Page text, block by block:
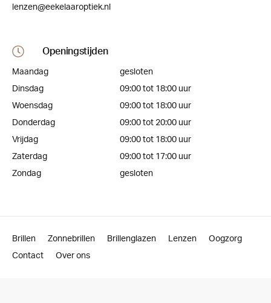
lenzen@eekelaaroptiek.nl
Openingstijden
Maandag
gesloten
Dinsdag
09:00 tot 18:00 uur
Woensdag
09:00 tot 18:00 uur
Donderdag
09:00 tot 20:00 uur
Vrijdag
09:00 tot 18:00 uur
Zaterdag
09:00 tot 17:00 uur
Zondag
gesloten
Brillen Zonnebrillen Brillenglazen Lenzen
Oogzorg
Contact
Over ons